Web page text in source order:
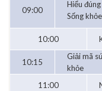
09:00
Hiểu đúng
Sống khỏe
10:00
10:15
Giải mã
khỏe
11:00